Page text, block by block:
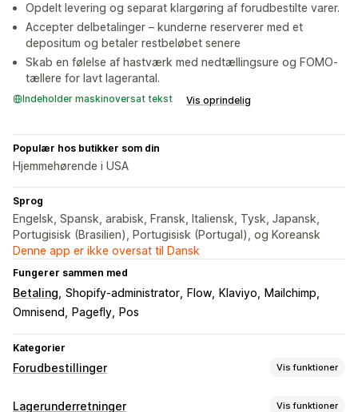
Opdelt levering og separat klargøring af forudbestilte varer.
Accepter delbetalinger – kunderne reserverer med et
depositum og betaler restbeløbet senere
Skab en følelse af hastværk med nedtællingsure og FOMO-
tællere for lavt lagerantal.
Indeholder maskinoversat tekst Vis oprindelig
Populær hos butikker som din
Hjemmehørende i USA
Sprog
Engelsk, Spansk, arabisk, Fransk, Italiensk, Tysk, Japansk,
Portugisisk (Brasilien), Portugisisk (Portugal), og Koreansk
Denne app er ikke oversat til Dansk
Fungerer sammen med
Betaling Shopify-administrator Flow Klaviyo
Mailchimp
Omnisend
Pagefly Pos
Kategorier
Forudbestillinger Vis funktioner
Ordretype
Lagerunderretninger Vis funktioner